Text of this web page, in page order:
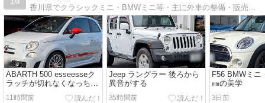
ABARTH 500 esseesseク
ラッチが切れなくなっちゃ
った
11時間前
Jeep ラングラー 後ろから
異音がする
35時間前
F56 BMWミニ
㎜の美学
3日前